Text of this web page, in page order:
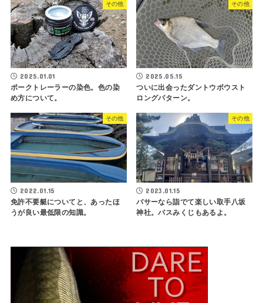
その他
2025.01.01
ポークトレーラーの染色。色の染
め方について。
その他
2025.05.15
ついに出会ったダントウボウスト
ロングパターン。
その他
2022.01.15
免許不要艇についてと、あったほ
うが良い最低限の知識。
その他
2023.01.15
バサーなら詣でて楽しい取手八坂
神社。バスみくじもあるよ。